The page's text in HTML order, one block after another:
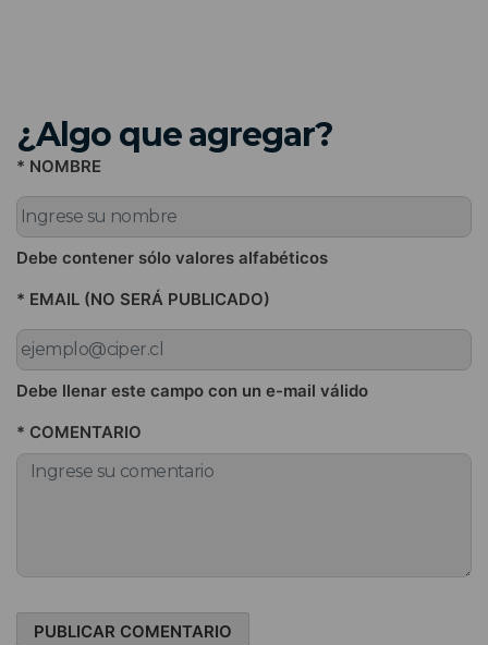
¿Algo que agregar?
* NOMBRE
Debe contener sólo valores alfabéticos
* EMAIL (NO SERÁ PUBLICADO)
Debe llenar este campo con un e-mail válido
* COMENTARIO